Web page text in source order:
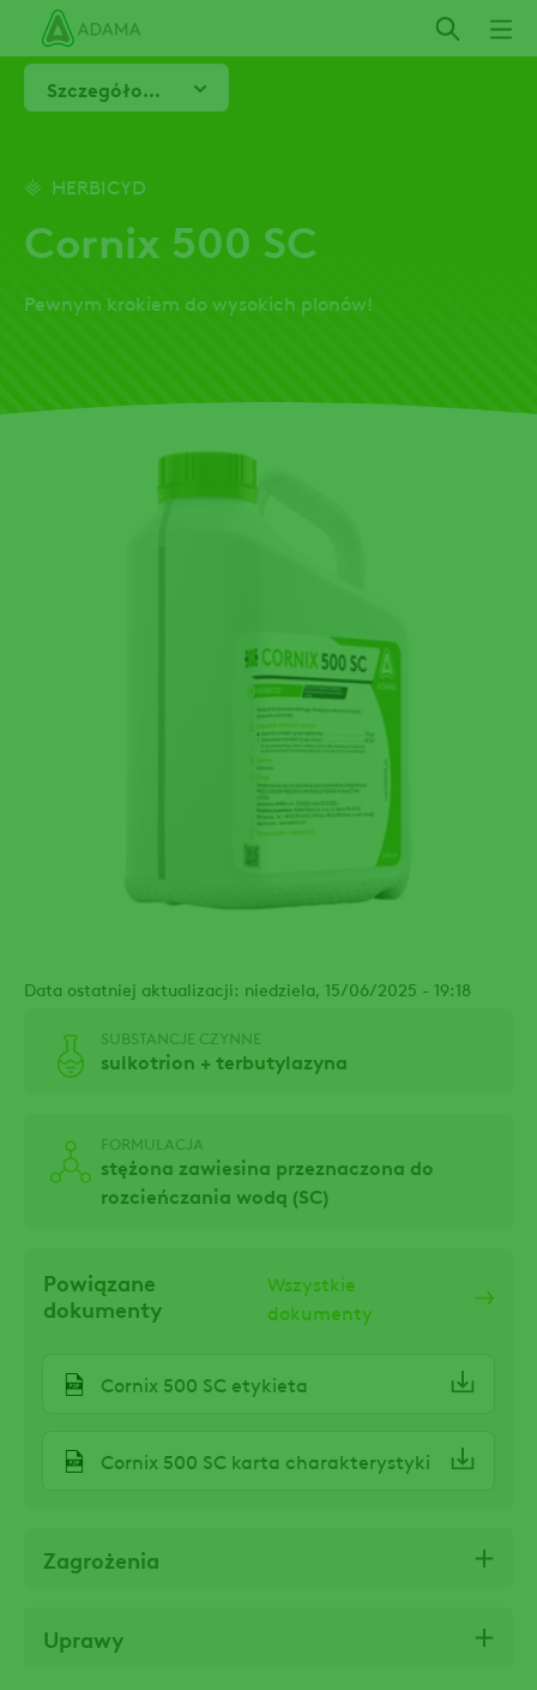
Przejdź
treści
Szczegółowe informacje
HERBICYD
Cornix 500 SC
Pewnym krokiem do wysokich plonów!
Data ostatniej aktualizacji: niedziela, 15/06/2025 - 19:18
SUBSTANCJE CZYNNE
sulkotrion + terbutylazyna
FORMULACJA
stężona zawiesina przeznaczona do
rozcieńczania wodą (SC)
Powiązane
dokumenty
Wszystkie
dokumenty
Cornix 500 SC etykieta
Cornix 500 SC karta charakterystyki
Zagrożenia
Uprawy